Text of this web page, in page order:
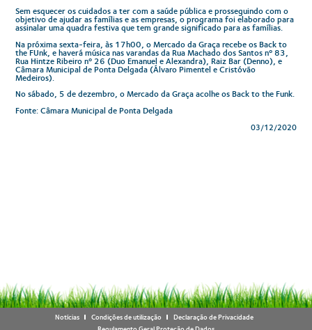
Sem esquecer os cuidados a ter com a saúde pública e prosseguindo com o
objetivo de ajudar as famílias e as empresas, o programa foi elaborado para
assinalar uma quadra festiva que tem grande significado para as famílias.
Na próxima sexta-feira, às 17h00, o Mercado da Graça recebe os Back to
the FUnk, e haverá música nas varandas da Rua Machado dos Santos nº 83,
Rua Hintze Ribeiro nº 26 (Duo Emanuel e Alexandra), Raiz Bar (Denno), e
Câmara Municipal de Ponta Delgada (Álvaro Pimentel e Cristóvão
Medeiros).
No sábado, 5 de dezembro, o Mercado da Graça acolhe os Back to the Funk.
Fonte: Câmara Municipal de Ponta Delgada
03/12/2020
Notícias Condições de utilização
Declaração de Privacidade